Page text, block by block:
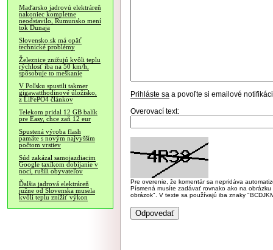
Maďarsko jadrovú elektráreň
nakoniec kompletne
neodstavilo, Rumunsko mení
tok Dunaja
Slovensko.sk má opäť
technické problémy
Železnice znižujú kvôli teplu
rýchlosť iba na 50 km/h,
spôsobuje to meškanie
V Poľsku spustili takmer
gigawatthodinové úložisko,
z LiFePO4 článkov
Telekom pridal 12 GB balík
pre Easy, chce zaň 12 eur
Spustená výroba flash
pamäte s novým najvyšším
počtom vrstiev
Súd zakázal samojazdiacim
Google taxíkom dobíjanie v
noci, rušili obyvateľov
Ďalšia jadrová elektráreň
južne od Slovenska musela
kvôli teplu znížiť výkon
Prihláste sa a povoľte si emailové
Overovací text:
Pre overenie, že komentár sa nepridáva
Písmená musíte zadávať rovnako ako na
obrázok". V texte sa používajú iba znaky